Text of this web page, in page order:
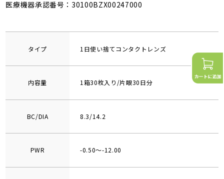
医療機器承認番号：30100BZX00247000
タイプ 1日使い捨てコンタクトレンズ
内容量 1箱30枚入り/片眼30日分
BC/DIA 8.3/14.2
PWR -0.50～-12.00